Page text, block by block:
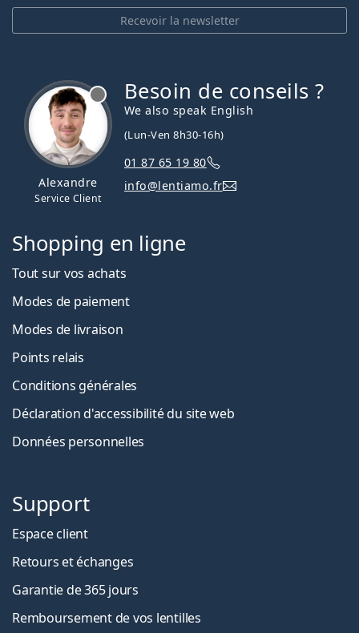
Recevoir la newsletter
Alexandre
Service Client
Besoin de conseils ?
We also speak English
(Lun-Ven 8h30-16h)
01 87 65 19 80
info@lentiamo.fr
Shopping en ligne
Tout sur vos achats
Modes de paiement
Modes de livraison
Points relais
Conditions générales
Déclaration d'accessibilité du site web
Données personnelles
Support
Espace client
Retours et échanges
Garantie de 365 jours
Remboursement de vos lentilles